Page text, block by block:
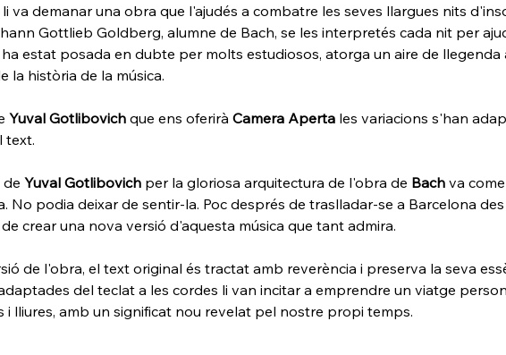
li va demanar una obra que l'ajudés a combatre les seves llargues nits
Gottlieb Goldberg, alumne de Bach, se les interpretés cada nit per
estat posada en dubte per molts estudiosos, atorga un aire de
la història de la música.
Yuval Gotlibovich que ens oferirà Camera Aperta les variacions s'han
text.
de Yuval Gotlibovich per la gloriosa arquitectura de l'obra de Bach va
No podia deixar de sentir-la. Poc després de traslladar-se a Barcelona
crear una nova versió d'aquesta música que tant admira.
de l'obra, el text original és tractat amb reverència i preserva la seva
del teclat a les cordes li van incitar a emprendre un viatge
i lliures, amb un significat nou revelat pel nostre propi temps.